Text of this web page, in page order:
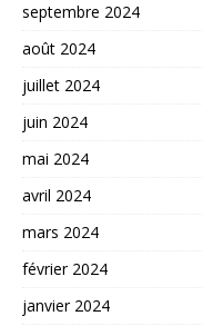
septembre 2024
août 2024
juillet 2024
juin 2024
mai 2024
avril 2024
mars 2024
février 2024
janvier 2024